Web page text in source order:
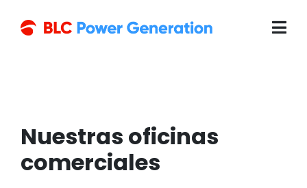
Nuestras oficinas
comerciales